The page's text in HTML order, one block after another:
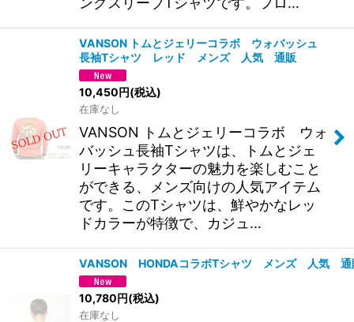
VANSON トムとジェリーコラボ ウォバッシュ
長袖Tシャツ レッド メンズ 人気 通販
10,450円(税込)
在庫なし
VANSON トムとジェリーコラボ ウォ
バッシュ長袖Tシャツは、トムとジェ
リーキャラクターの魅力を楽しむこと
ができる、メンズ向けの人気アイテム
です。このTシャツは、鮮やかなレッ
ドカラーが特徴で、カジュ…
VANSON HONDAコラボTシャツ メンズ 人気 通
10,780円(税込)
在庫なし